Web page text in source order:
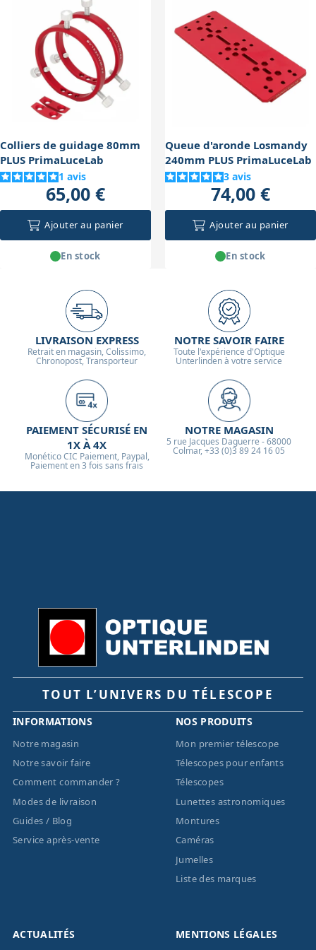
un mauvais serrage ou des difficultés d'alignement, ce
qui nuirait à la stabilité de l'instrument.
surtout après les transports ou manipulations
fréquentes. Un nettoyage simple avec un chiffon doux
pour enlever la poussière ou l'humidité suffit, et éviter
de stocker l'instrument dans un environnement
humide prolongera leur durée de vie sans problème.
Colliers de guidage 80mm
PLUS PrimaLuceLab
1 avis
65,00 €
Ajouter au panier
En stock
Queue d'aronde Losmandy
240mm PLUS PrimaLuceLab
3 avis
74,00 €
Ajouter au panier
En stock
LIVRAISON EXPRESS
Retrait en magasin, Colissimo,
Chronopost, Transporteur
NOTRE SAVOIR FAIRE
Toute l'expérience d'Optique
Unterlinden à votre service
PAIEMENT SÉCURISÉ EN
1X À 4X
Monético CIC Paiement, Paypal,
Paiement en 3 fois sans frais
NOTRE MAGASIN
5 rue Jacques Daguerre - 68000
Colmar, +33 (0)3 89 24 16 05
TOUT L’UNIVERS DU TÉLESCOPE
INFORMATIONS
Notre magasin
Notre savoir faire
Comment commander ?
Modes de livraison
Guides / Blog
Service après-vente
NOS PRODUITS
Mon premier télescope
Télescopes pour enfants
Télescopes
Lunettes astronomiques
Montures
Caméras
Jumelles
Liste des marques
ACTUALITÉS MENTIONS LÉGALES